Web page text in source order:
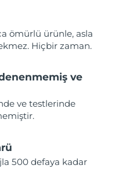
ömürlü ürünle, asla
Hiçbir zaman.
ve
ve testlerinde
500 defaya kadar